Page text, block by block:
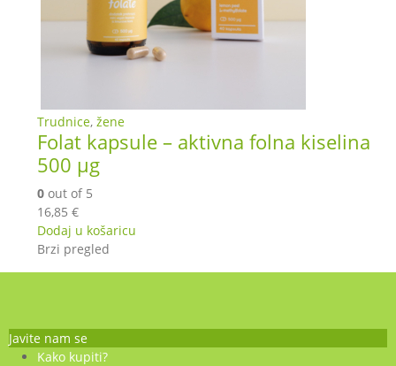
Trudnice, žene
Folat kapsule – aktivna folna kiselina
500 µg
0 out of 5
16,85 €
Dodaj u košaricu
Brzi pregled
Javite nam se
Kako kupiti?